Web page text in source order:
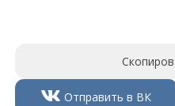
Отправить в ВК